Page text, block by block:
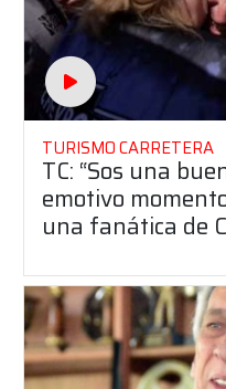
TURISMO CARRETERA
TC: “Sos una
emotivo
una fanática de